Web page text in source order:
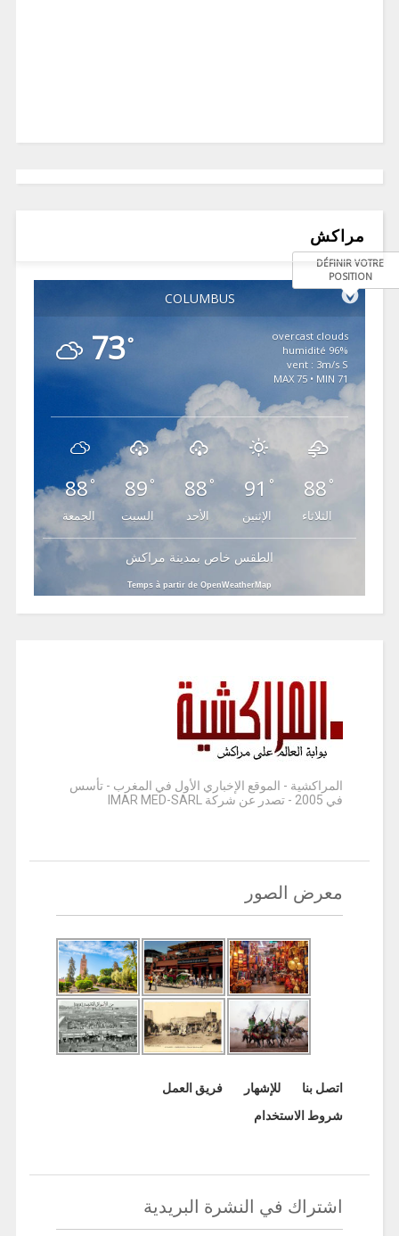
مراكش
COLUMBUS
DÉFINIR VOTRE
POSITION
73°
overcast clouds
96% humidité
vent : 3m/s S
MAX 75 • MIN 71
88°
الجمعة
89 °
السبت
88°
الأحد
91 °
الإثنين
88 °
الثلاثاء
الطقس خاص بمدينة مراكش
Temps à partir de OpenWeatherMap
المراكشية - الموقع الإخباري الأول في المغرب - تأسس
في 2005 - تصدر عن شركة IMAR MED-SARL
معرض الصور
اتصل بنا للإشهار
فريق العمل
شروط الاستخدام
اشتراك في النشرة البريدية